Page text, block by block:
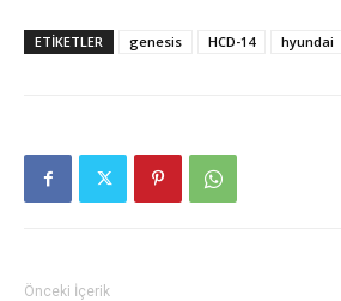
ETIKETLER genesis HCD-14 hyundai
Önceki İçerik